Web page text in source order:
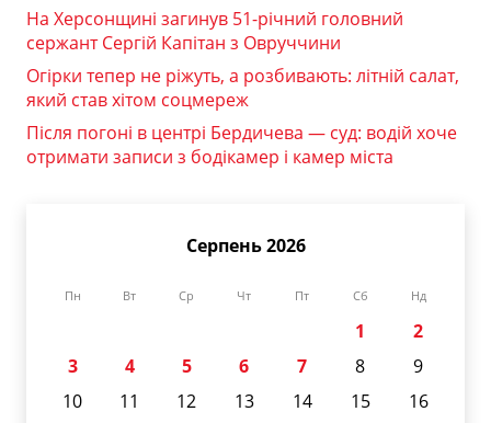
На Херсонщині загинув 51-річний головний
сержант Сергій Капітан з Овруччини
Огірки тепер не ріжуть, а розбивають: літній салат,
який став хітом соцмереж
Після погоні в центрі Бердичева — суд: водій хоче
отримати записи з бодікамер і камер міста
Серпень 2026
Пн Вт Ср Чт Пт Сб Нд
1
2
3
4 5 6 7 8
9
10
11 12 13 14 15
16